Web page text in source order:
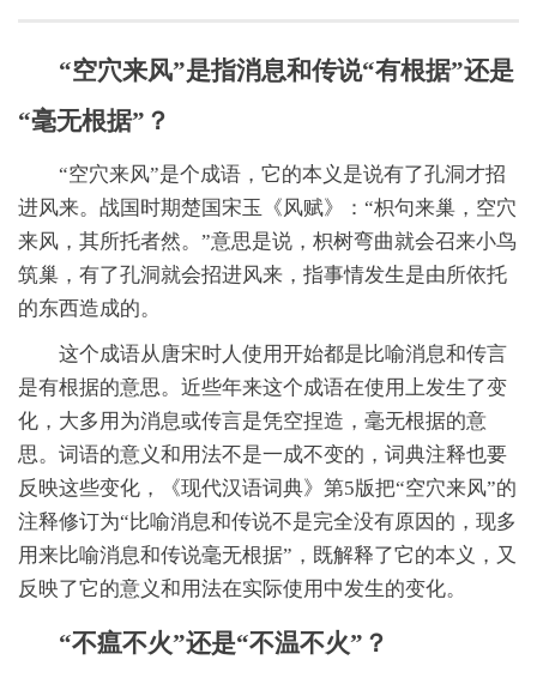
“空穴来风”是指消息和传说“有根据”还是
“毫无根据”？
“空穴来风”是个成语，它的本义是说有了孔洞才招
进风来。战国时期楚国宋玉《风赋》：“枳句来巢，空穴
来风，其所托者然。”意思是说，枳树弯曲就会召来小鸟
筑巢，有了孔洞就会招进风来，指事情发生是由所依托
的东西造成的。
这个成语从唐宋时人使用开始都是比喻消息和传言
是有根据的意思。近些年来这个成语在使用上发生了变
化，大多用为消息或传言是凭空捏造，毫无根据的意
思。词语的意义和用法不是一成不变的，词典注释也要
反映这些变化，《现代汉语词典》第5版把“空穴来风”的
注释修订为“比喻消息和传说不是完全没有原因的，现多
用来比喻消息和传说毫无根据”，既解释了它的本义，又
反映了它的意义和用法在实际使用中发生的变化。
“不瘟不火”还是“不温不火”？